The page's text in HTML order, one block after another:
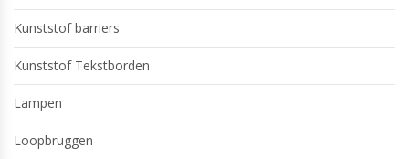
Kunststof barriers
Kunststof Tekstborden
Lampen
Loopbruggen